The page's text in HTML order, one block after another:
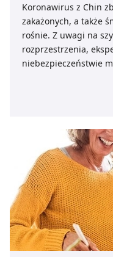
Koronawirus z Chin
zakażonych, a także
rośnie. Z uwagi na
rozprzestrzenia,
niebezpieczeństwie